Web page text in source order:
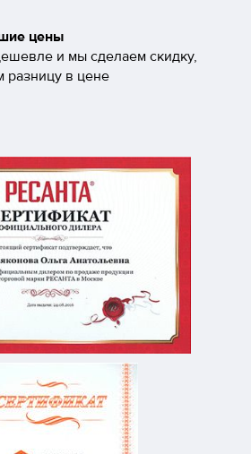
цены
и мы сделаем скидку,
разницу в цене